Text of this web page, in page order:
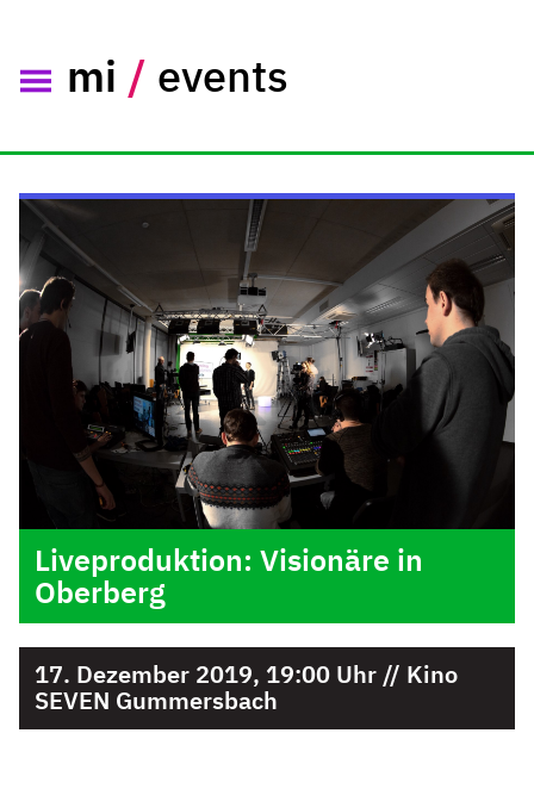
mi / events
Liveproduktion: Visionäre in
Oberberg
17. Dezember 2019, 19:00 Uhr // Kino
SEVEN Gummersbach